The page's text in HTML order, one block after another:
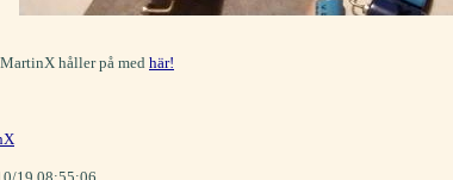
håller på med här!